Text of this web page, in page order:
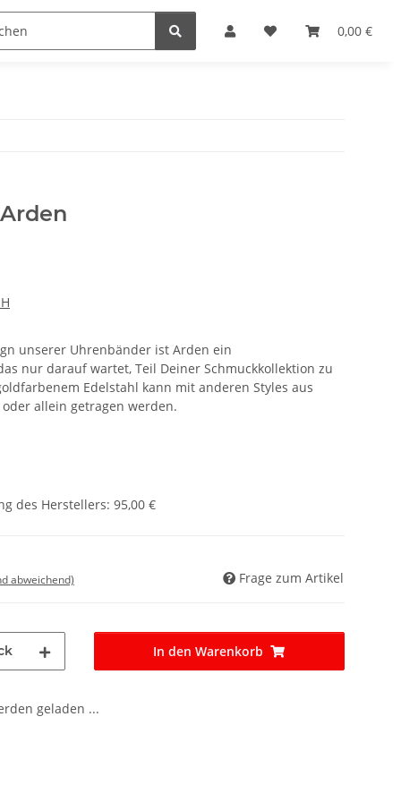
0,00 €
unserer Uhrenbänder ist Arden ein
nur darauf wartet, Teil Deiner Schmuckkollektion zu
Edelstahl kann mit anderen Styles aus
allein getragen werden.
des Herstellers: 95,00 €
abweichend) Frage zum Artikel
In den Warenkorb
geladen ...